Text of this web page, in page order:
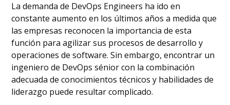
La demanda de DevOps Engineers ha ido en
constante aumento en los últimos años a medida que
las empresas reconocen la importancia de esta
función para agilizar sus procesos de desarrollo y
operaciones de software. Sin embargo, encontrar un
ingeniero de DevOps sénior con la combinación
adecuada de conocimientos técnicos y habilidades de
liderazgo puede resultar complicado.